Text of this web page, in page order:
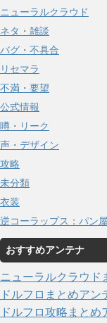
ニューラルクラウド
ネタ・雑談
バグ・不具合
リセマラ
不満・要望
公式情報
噂・リーク
声・デザイン
攻略
未分類
衣装
逆コーラップス：パン
おすすめアンテナ
ニューラルクラウド
ドルフロまとめアン
ドルフロ攻略まとめ